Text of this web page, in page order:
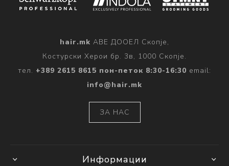
hair.mk АВЕ ДООЕЛ Скопје,
Костурски Херои бр. 3в, 1000 Скопје.
тел. +389 2615 8615 пон-петок 8:30-16:30 email:
info@hair.mk
ЗА НАС
Информации